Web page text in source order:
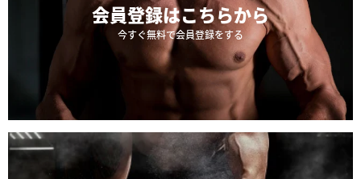
会員登録はこちらから
今すぐ無料で会員登録をする